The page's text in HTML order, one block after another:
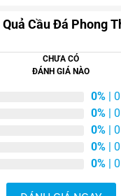
thủy
đen
xem là một trong
lượng mạnh nhất.
định và sức mạnh nội
lượng xấu:
Giúp loại
bảo vệ gia chủ khỏi tà
Cầu Đá Phong
CHƯA CÓ
ĐÁNH GIÁ NÀO
0% |
0% |
0% |
0% |
0% |